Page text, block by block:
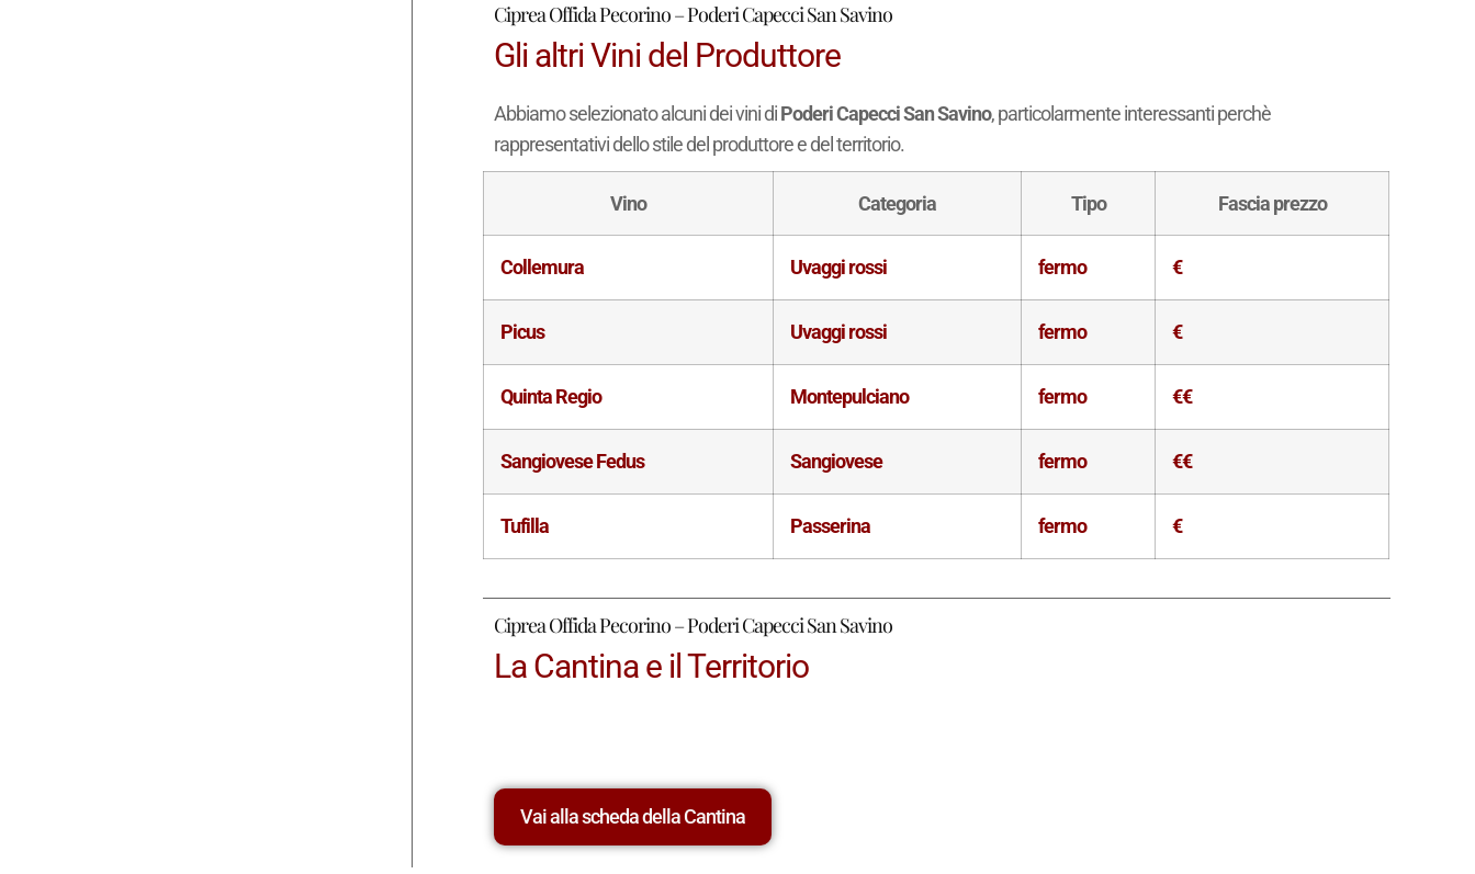
Ciprea Offida Pecorino – Poderi Capecci San Savino
Gli altri Vini del Produttore
Abbiamo selezionato alcuni dei vini diPoderi Capecci San Savino, particolarmente interessanti perchè
rappresentativi dello stile del produttore e del territorio.
Vino Categoria Tipo Fascia prezzo
Collemura Uvaggi rossi fermo €
Picus Uvaggi rossi fermo €
Quinta Regio Montepulciano fermo €€
Sangiovese Fedus Sangiovese fermo €€
Tufilla Passerina fermo €
Ciprea Offida Pecorino – Poderi Capecci San Savino
La Cantina e il Territorio
Vai alla scheda della Cantina